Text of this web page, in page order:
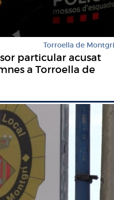
Torroella de Montgrí
particular acusat
a Torroella de